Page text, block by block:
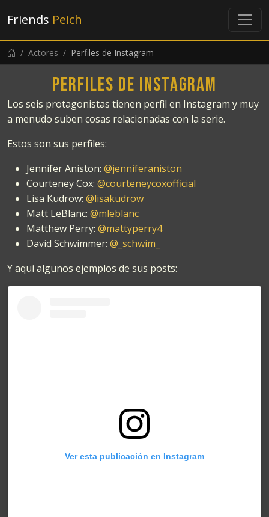
Friends Peich
Actores Perfiles de Instagram
Perfiles de Instagram
Los seis protagonistas tienen perfil en Instagram y muy
a menudo suben cosas relacionadas con la serie.
Estos son sus perfiles:
Jennifer Aniston: @jenniferaniston
Courteney Cox: @courteneycoxofficial
Lisa Kudrow: @lisakudrow
Matt LeBlanc: @mleblanc
Matthew Perry: @mattyperry4
David Schwimmer: @_schwim_
Y aquí algunos ejemplos de sus posts:
Ver esta publicación en Instagram